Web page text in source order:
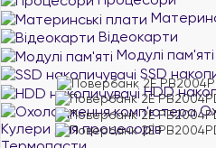
Відеокарти
Модулі пам'яті
SSD
HDD
Кулери для процесорів